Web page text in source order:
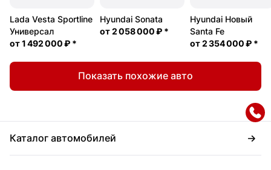
Lada Vesta Sportline
Универсал
от1 492 000 ₽ *
Hyundai Sonata
от2 058 000 ₽ *
Hyundai Новый
Santa Fe
от2 354 000 ₽ *
Показать похожие авто
Каталог автомобилей